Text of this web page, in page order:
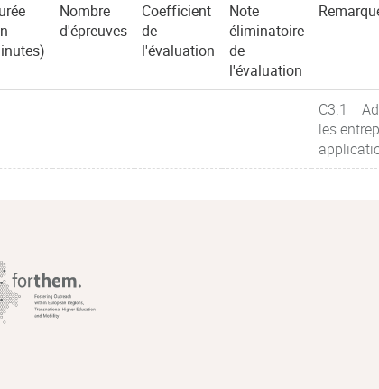
Nombre
d'épreuves
Coefficient
de
l'évaluation
Note
éliminatoire
de
l'évaluation
C3.1
les